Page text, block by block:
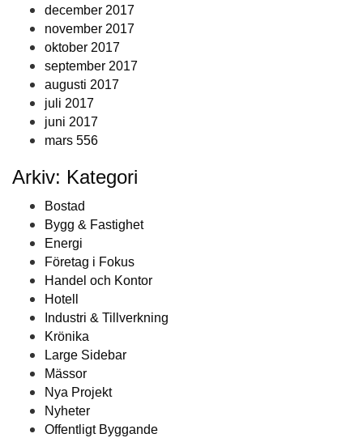
december 2017
november 2017
oktober 2017
september 2017
augusti 2017
juli 2017
juni 2017
mars 556
Arkiv: Kategori
Bostad
Bygg & Fastighet
Energi
Företag i Fokus
Handel och Kontor
Hotell
Industri & Tillverkning
Krönika
Large Sidebar
Mässor
Nya Projekt
Nyheter
Offentligt Byggande